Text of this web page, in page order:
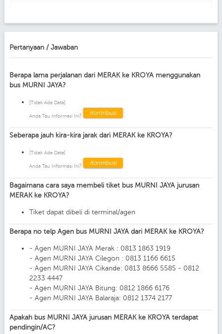
Pertanyaan / Jawaban
Berapa lama perjalanan dari MERAK ke KROYA menggunakan
bus MURNI JAYA?
[Tidak Ada Data]
Anda Tau Informasi Ini? Kontribusi
Seberapa jauh kira-kira jarak dari MERAK ke KROYA?
[Tidak Ada Data]
Anda Tau Informasi Ini? Kontribusi
Bagaimana cara saya membeli tiket bus MURNI JAYA jurusan
MERAK ke KROYA?
Tiket dapat dibeli di terminal/agen
Berapa no telp Agen bus MURNI JAYA dari MERAK ke KROYA?
- Agen MURNI JAYA Merak : 0813 1863 1919
- Agen MURNI JAYA Cilegon : 0813 1166 6615
- Agen MURNI JAYA Cikande: 0813 8666 5585 - 0812
2233 4447
- Agen MURNI JAYA Bitung: 0812 1866 6176
- Agen MURNI JAYA Balaraja: 0812 1374 2177
Apakah bus MURNI JAYA jurusan MERAK ke KROYA terdapat
pendingin/AC?